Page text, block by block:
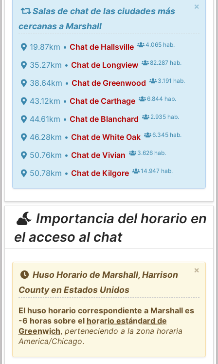
×
Salas de chat de las ciudades más
cercanas a Marshall
19.87km • Chat de Hallsville 4.065 hab.
35.27km • Chat de Longview 82.287 hab.
38.64km • Chat de Greenwood 3.191 hab.
43.12km • Chat de Carthage 6.844 hab.
44.61km • Chat de Blanchard 2.935 hab.
46.28km • Chat de White Oak 6.345 hab.
50.76km • Chat de Vivian 3.626 hab.
50.78km • Chat de Kilgore 14.947 hab.
Importancia del horario en
el acceso al chat
×
Huso Horario de Marshall, Harrison
County en Estados Unidos
El huso horario correspondiente a Marshall es
-6 horas sobre el horario estándard de
Greenwich,perteneciendo a la zona horaria
America/Chicago.